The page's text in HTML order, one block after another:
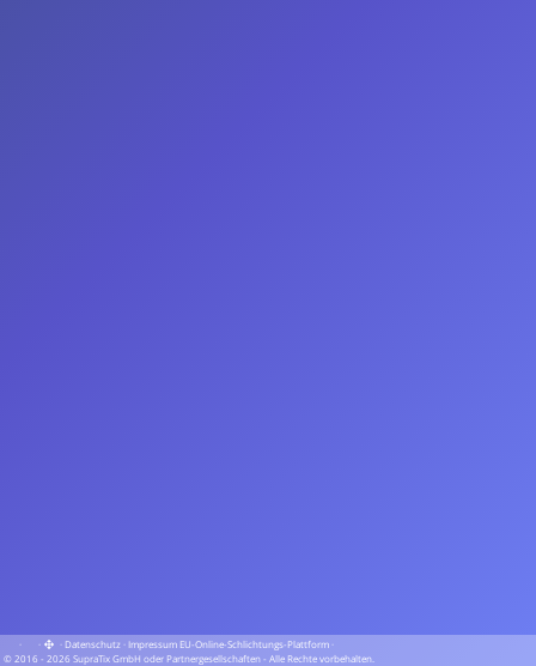
· · ·Datenschutz ·Impressum EU-Online-Schlichtungs-Plattform ·
© 2016 - 2026 SupraTix GmbH oder Partnergesellschaften - Alle Rechte vorbehalten.